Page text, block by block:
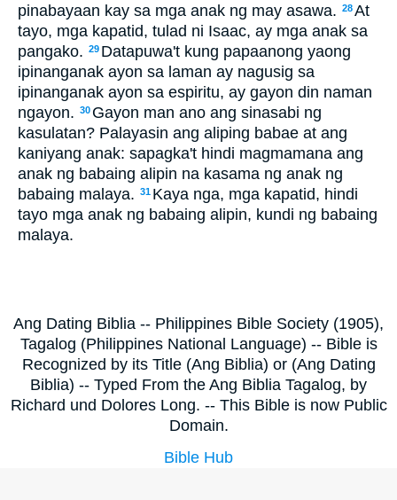
pinabayaan kay sa mga anak ng may asawa. 28At
tayo, mga kapatid, tulad ni Isaac, ay mga anak sa
pangako. 29 Datapuwa't kung papaanong yaong
ipinanganak ayon sa laman ay nagusig sa
ipinanganak ayon sa espiritu, ay gayon din naman
ngayon. 30 Gayon man ano ang sinasabi ng
kasulatan? Palayasin ang aliping babae at ang
kaniyang anak: sapagka't hindi magmamana ang
anak ng babaing alipin na kasama ng anak ng
babaing malaya. 31 Kaya nga, mga kapatid, hindi
tayo mga anak ng babaing alipin, kundi ng babaing
malaya.
Ang Dating Biblia -- Philippines Bible Society (1905),
Tagalog (Philippines National Language) -- Bible is
Recognized by its Title (Ang Biblia) or (Ang Dating
Biblia) -- Typed From the Ang Biblia Tagalog, by
Richard und Dolores Long. -- This Bible is now Public
Domain.
Bible Hub